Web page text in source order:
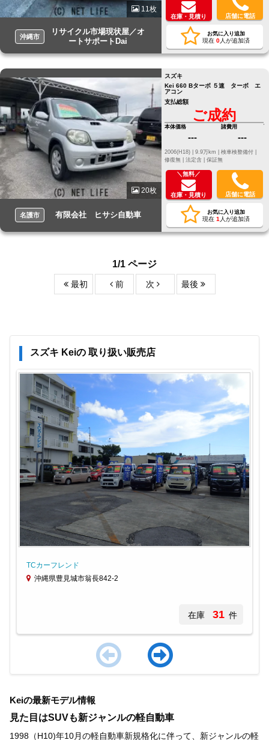
11枚
沖縄市
リサイクル市場現状屋／オ
ートサポートDai
在庫・見積り 店舗に電話
お気に入り追加
現在 0人が追加済
20枚
名護市 有限会社 ヒサシ自動車
スズキ
Kei 660 Bターボ ５速 ターボ エ
アコン
支払総額
ご成約
本体価格
---
諸費用
---
修復無 | 法定含 | 保証無
＼無料／
在庫・見積り 店舗に電話
お気に入り追加
現在 1 人が追加済
1/1 ページ
最初 前 次 最後
スズキ Keiの 取り扱い販売店
TCカーフレンド
沖縄県豊見城市翁長842-2
在庫 31 件
of
3
Keiの最新モデル情報
見た目はSUVも新ジャンルの軽自動車
1998（H10)年10月の軽自動車新規格化に伴って、新ジャンルの軽